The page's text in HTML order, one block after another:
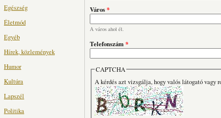
Egészség
Életmód
Egyéb
Hírek, közlemények
Humor
Kultúra
Lapszél
Politika
Város*
A város ahol él.
Telefonszám*
CAPTCHA
A kérdés azt vizsgálja, hogy valós látogató vagy